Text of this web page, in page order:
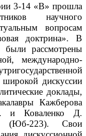
3-14 «В» прошла
научного
вопросам
доктрина». В
были рассмотрены
международно-
дискуссии
доклады,
Кажберова
и Коваленко Д.
(Юб-223). Свои